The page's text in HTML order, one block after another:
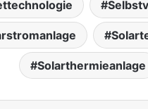
Solarthermieanlage